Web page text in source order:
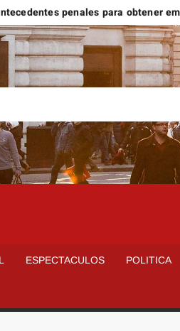
penales para obtener empleo
ESPECTACULOS POLITICA